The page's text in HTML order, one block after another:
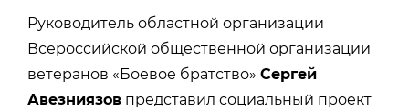
Руководитель областной организации
Всероссийской общественной организации
ветеранов «Боевое братство» Сергей
Авезниязов представил социальный проект